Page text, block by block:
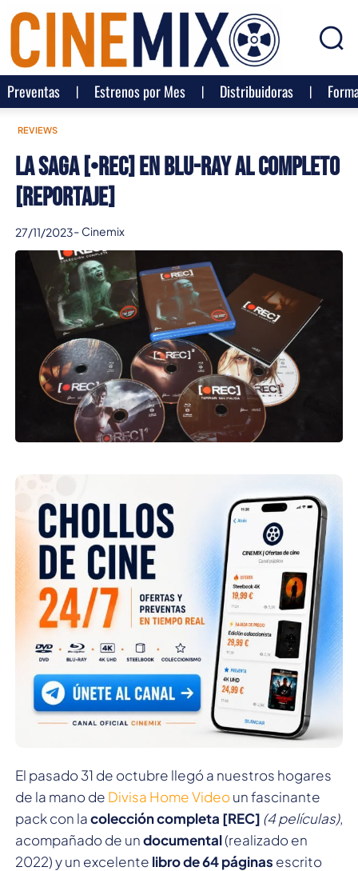
Preventas Estrenos por Mes Distribuidoras
REVIEWS
La saga [•REC] en Blu-ray al completo
[Reportaje]
27/11/2023- Cinemix
El pasado 31 de octubre llegó a nuestros hogares
de la mano de Divisa Home Videoun fascinante
pack con lacolección completa [REC] (4 películas),
acompañado de undocumental(realizado en
2022) y un excelente libro de 64 páginas escrito